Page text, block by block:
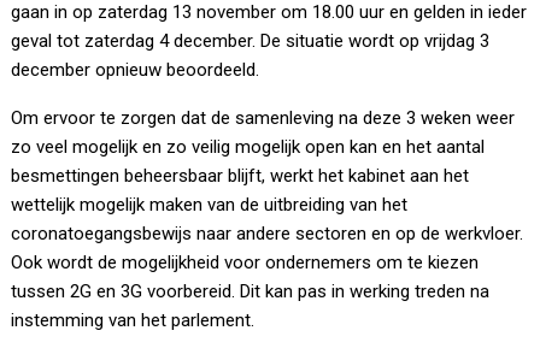
gaan in op zaterdag 13 november om 18.00 uur en gelden in ieder
geval tot zaterdag 4 december. De situatie wordt op vrijdag 3
december opnieuw beoordeeld.
Om ervoor te zorgen dat de samenleving na deze 3 weken weer
zo veel mogelijk en zo veilig mogelijk open kan en het aantal
besmettingen beheersbaar blijft, werkt het kabinet aan het
wettelijk mogelijk maken van de uitbreiding van het
coronatoegangsbewijs naar andere sectoren en op de werkvloer.
Ook wordt de mogelijkheid voor ondernemers om te kiezen
tussen 2G en 3G voorbereid. Dit kan pas in werking treden na
instemming van het parlement.